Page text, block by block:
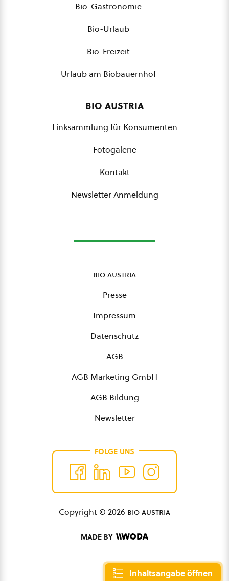
Inhaltsangabe öffnen
Bio-Gastronomie
Bio-Urlaub
Bio-Freizeit
Urlaub am Biobauernhof
bio austria
Linksammlung für Konsumenten
Fotogalerie
Kontakt
Newsletter Anmeldung
bio austria
Presse
Impressum
Datenschutz
AGB
AGB Marketing GmbH
AGB Bildung
Newsletter
FOLGE UNS
Copyright © 2026 bio austria
MADE BY